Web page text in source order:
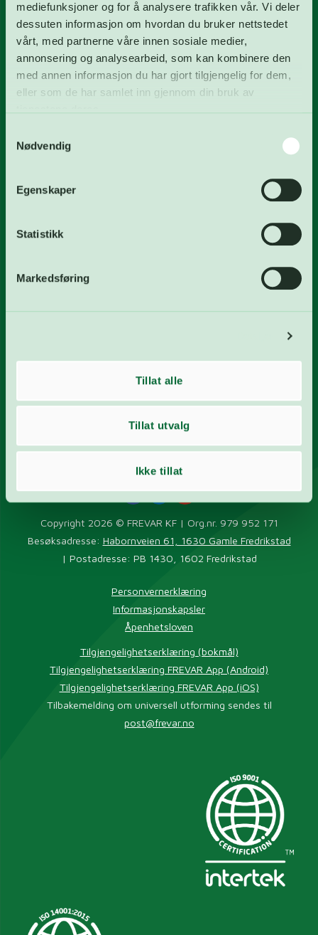
mediefunksjoner og for å analysere trafikken vår. Vi deler
dessuten informasjon om hvordan du bruker nettstedet
vårt, med partnerne våre innen sosiale medier,
annonsering og analysearbeid, som kan kombinere den
med annen informasjon du har gjort tilgjengelig for dem,
eller som de har samlet inn gjennom din bruk av
Nødvendig
Egenskaper
Statistikk
Markedsføring
Tillat alle
Tillat utvalg
Ikke tillat
Våre tjenester
Om FREVAR KF
Miljø
Styret
Ledige stillinger
Kontakt
post@frevar.no
Kart
Copyright 2026 © FREVAR KF | Org.nr. 979 952 171
Besøksadresse: Habornveien 61, 1630 Gamle Fredrikstad
| Postadresse: PB 1430, 1602 Fredrikstad
Personvernerklæring
Informasjonskapsler
Åpenhetsloven
Tilgjengelighetserklæring (bokmål)
Tilgjengelighetserklæring FREVAR App (Android)
Tilgjengelighetserklæring FREVAR App (iOS)
Tilbakemelding om universell utforming sendes til
post@frevar.no